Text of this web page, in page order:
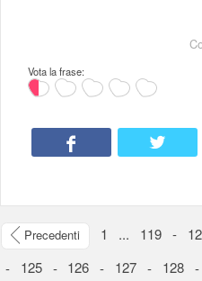
Vota la frase:
Precedenti 1 ... 119 -
- 125 - 126 - 127 - 128 -